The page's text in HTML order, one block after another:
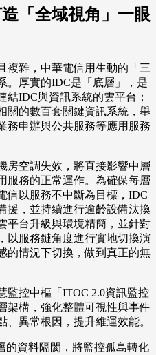
「全域視角」一眼
複雜，中華電信用生動的「三
。厚實的IDC是「底層」，是
結IDC與資訊系統的雲平台；
關的數百套關鍵資訊系統，舉
務申辦與公共服務等應用服務
房空調失效，將直接影響中層
服務的正常運作。為確保每層
信以服務不中斷為目標，IDC
援，並持續進行逾齡設備汰換
平台升級與環境精簡，並針對
以服務鏈角度進行實地切換演
的情況下切換，做到真正的無
監控中樞「ITOC 2.0資訊監控
架構，強化整體可視性與事件
、異常根因，提升維運效能。
的資料隔閡，將監控孤島轉化